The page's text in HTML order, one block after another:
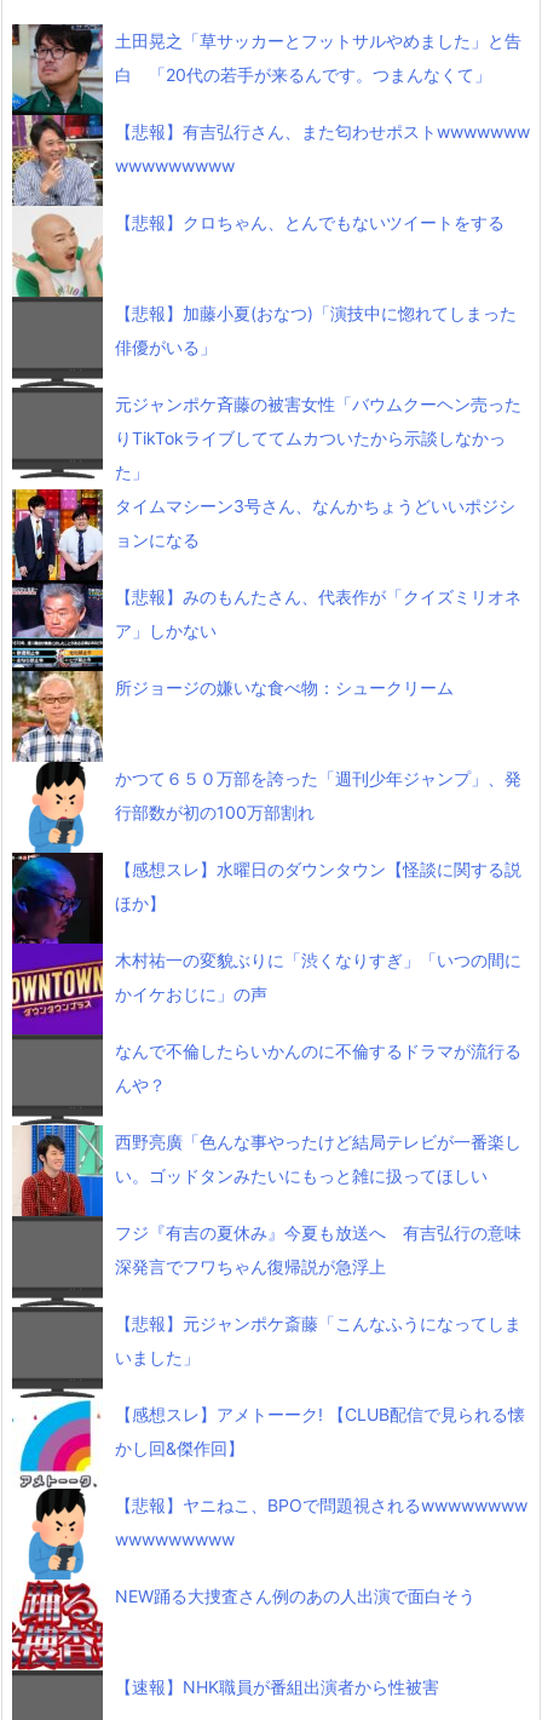
土田晃之「草サッカーとフットサルやめました」と告
白 「20代の若手が来るんです。つまんなくて」
【悲報】有吉弘行さん、また匂わせポストwwwwwww
wwwwwwwww
【悲報】クロちゃん、とんでもないツイートをする
【悲報】加藤小夏(おなつ)「演技中に惚れてしまった
俳優がいる」
元ジャンポケ斉藤の被害女性「バウムクーヘン売った
りTikTokライブしててムカついたから示談しなかっ
た」
タイムマシーン3号さん、なんかちょうどいいポジシ
ョンになる
【悲報】みのもんたさん、代表作が「クイズミリオネ
ア」しかない
所ジョージの嫌いな食べ物：シュークリーム
かつて６５０万部を誇った「週刊少年ジャンプ」、発
行部数が初の100万部割れ
【感想スレ】水曜日のダウンタウン【怪談に関する説
ほか】
木村祐一の変貌ぶりに「渋くなりすぎ」「いつの間に
かイケおじに」の声
なんで不倫したらいかんのに不倫するドラマが流行る
んや？
西野亮廣「色んな事やったけど結局テレビが一番楽し
い。ゴッドタンみたいにもっと雑に扱ってほしい
フジ『有吉の夏休み』今夏も放送へ 有吉弘行の意味
深発言でフワちゃん復帰説が急浮上
【悲報】元ジャンポケ斎藤「こんなふうになってしま
いました」
【感想スレ】アメトーーク! 【CLUB配信で見られる懐
かし回&傑作回】
【悲報】ヤニねこ、BPOで問題視されるwwwwwwww
wwwwwwwww
NEW踊る大捜査さん例のあの人出演で面白そう
【速報】NHK職員が番組出演者から性被害